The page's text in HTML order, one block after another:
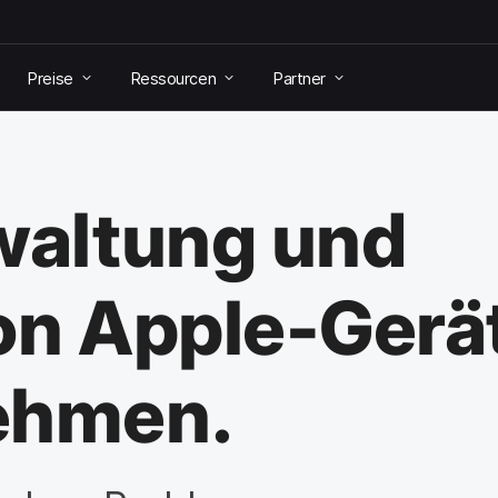
Preise Ressourcen Partner
und
Apple-